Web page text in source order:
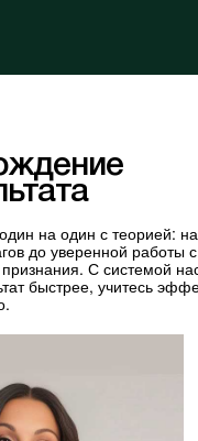
на один с теорией:
до уверенной работы
С системой
быстрее, учитесь